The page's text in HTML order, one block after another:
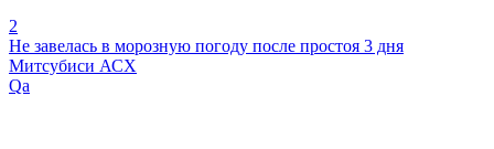
2
Не завелась в морозную погоду после простоя 3 дня
Митсубиси АСХ
Qa